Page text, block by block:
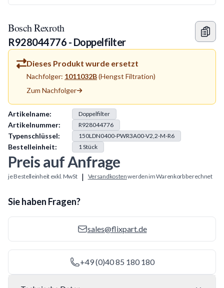
Bosch Rexroth
R928044776 - Doppelfilter
Dieses Produkt wurde ersetzt
Nachfolger: 1011032B(Hengst Filtration)
Zum Nachfolger
Produkt Information
Artikelname: Doppelfilter
Artikelnummer: R928044776
Typenschlüssel: 150LDN0400-PWR3A00-V2,2-M-R6
Bestelleinheit: 1Stück
Preis auf Anfrage
je Bestelleinheit exkl. MwSt | Versandkostenwerden im Warenkorb berechnet
Sie haben Fragen?
sales@flixpart.de
+49 (0)40 85 180 180